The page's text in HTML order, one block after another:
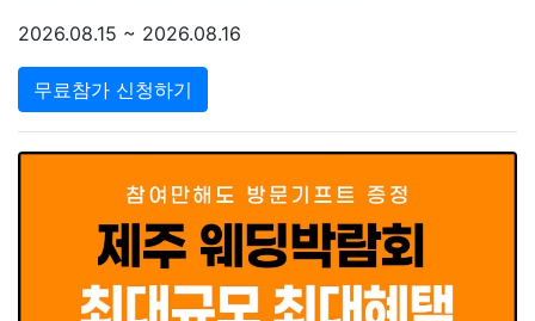
2026.08.15 ~ 2026.08.16
무료참가 신청하기